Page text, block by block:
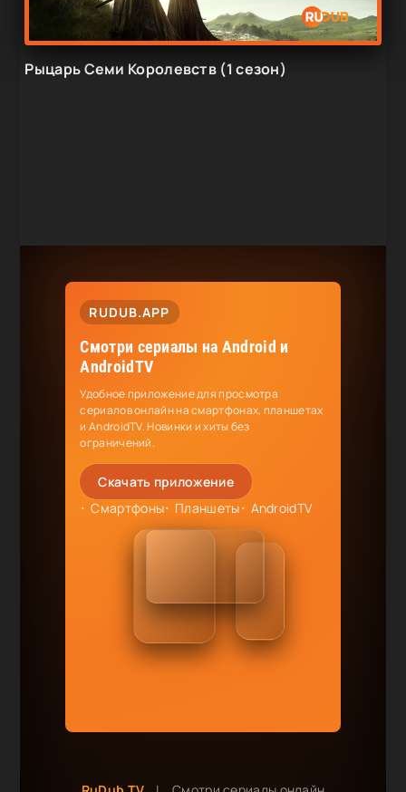
Рыцарь Семи Королевств (1 сезон)
RUDUB.APP
Смотри сериалы на Android и
AndroidTV
Удобное приложение для просмотра
сериалов онлайн на смартфонах, планшетах
и AndroidTV. Новинки и хиты без
ограничений.
Скачать приложение
Смартфоны
Планшеты AndroidTV